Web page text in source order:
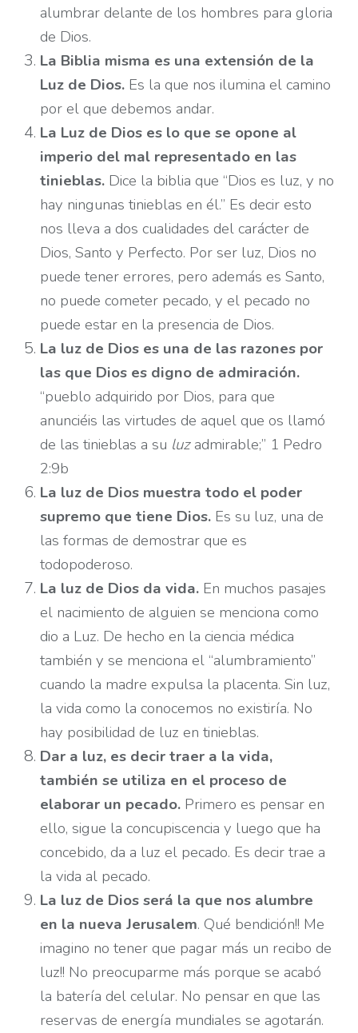
alumbrar delante de los hombres para gloria
de Dios.
La Biblia misma es una extensión de la
Luz de Dios. Es la que nos ilumina el camino
por el que debemos andar.
La Luz de Dios es lo que se opone al
imperio del mal representado en las
tinieblas. Dice la biblia que “Dios es luz, y no
hay ningunas tinieblas en él.” Es decir esto
nos lleva a dos cualidades del carácter de
Dios, Santo y Perfecto. Por ser luz, Dios no
puede tener errores, pero además es Santo,
no puede cometer pecado, y el pecado no
puede estar en la presencia de Dios.
La luz de Dios es una de las razones por
las que Dios es digno de admiración.
“pueblo adquirido por Dios, para que
anunciéis las virtudes de aquel que os llamó
de las tinieblas a su luzadmirable;” 1 Pedro
2:9b
La luz de Dios muestra todo el poder
supremo que tiene Dios. Es su luz, una de
las formas de demostrar que es
todopoderoso.
La luz de Dios da vida. En muchos pasajes
el nacimiento de alguien se menciona como
dio a Luz. De hecho en la ciencia médica
también y se menciona el “alumbramiento”
cuando la madre expulsa la placenta. Sin luz,
la vida como la conocemos no existiría. No
hay posibilidad de luz en tinieblas.
Dar a luz, es decir traer a la vida,
también se utiliza en el proceso de
elaborar un pecado. Primero es pensar en
ello, sigue la concupiscencia y luego que ha
concebido, da a luz el pecado. Es decir trae a
la vida al pecado.
La luz de Dios será la que nos alumbre
en la nueva Jerusalem. Qué bendición!! Me
imagino no tener que pagar más un recibo de
luz!! No preocuparme más porque se acabó
la batería del celular. No pensar en que las
reservas de energía mundiales se agotarán.